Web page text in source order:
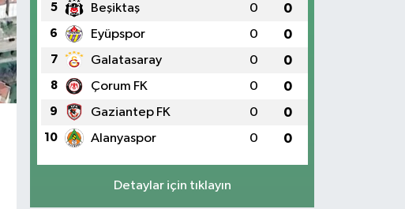
5 Beşiktaş 0 0
6 Eyüpspor 0 0
7 Galatasaray 0 0
8 Çorum FK 0 0
9 Gaziantep FK 0 0
10 Alanyaspor 0 0
Detaylar için tıklayın